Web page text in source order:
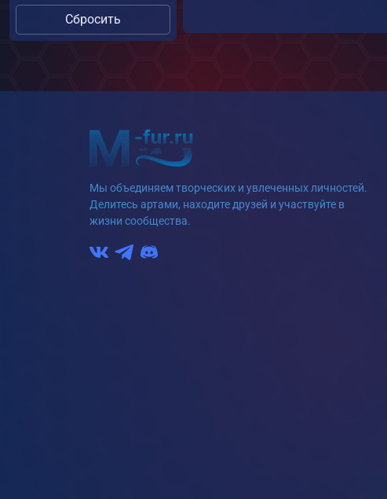
Сбросить
Мы объединяем творческих и увлеченных личностей.
Делитесь артами, находите друзей и участвуйте в
жизни сообщества.